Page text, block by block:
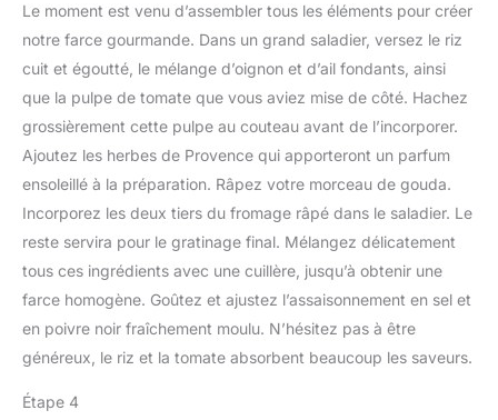
Le moment est venu d’assembler tous les éléments pour créer
notre farce gourmande. Dans un grand saladier, versez le riz
cuit et égoutté, le mélange d’oignon et d’ail fondants, ainsi
que la pulpe de tomate que vous aviez mise de côté. Hachez
grossièrement cette pulpe au couteau avant de l’incorporer.
Ajoutez les herbes de Provence qui apporteront un parfum
ensoleillé à la préparation. Râpez votre morceau de gouda.
Incorporez les deux tiers du fromage râpé dans le saladier. Le
reste servira pour le gratinage final. Mélangez délicatement
tous ces ingrédients avec une cuillère, jusqu’à obtenir une
farce homogène. Goûtez et ajustez l’assaisonnement en sel et
en poivre noir fraîchement moulu. N’hésitez pas à être
généreux, le riz et la tomate absorbent beaucoup les saveurs.
Étape 4